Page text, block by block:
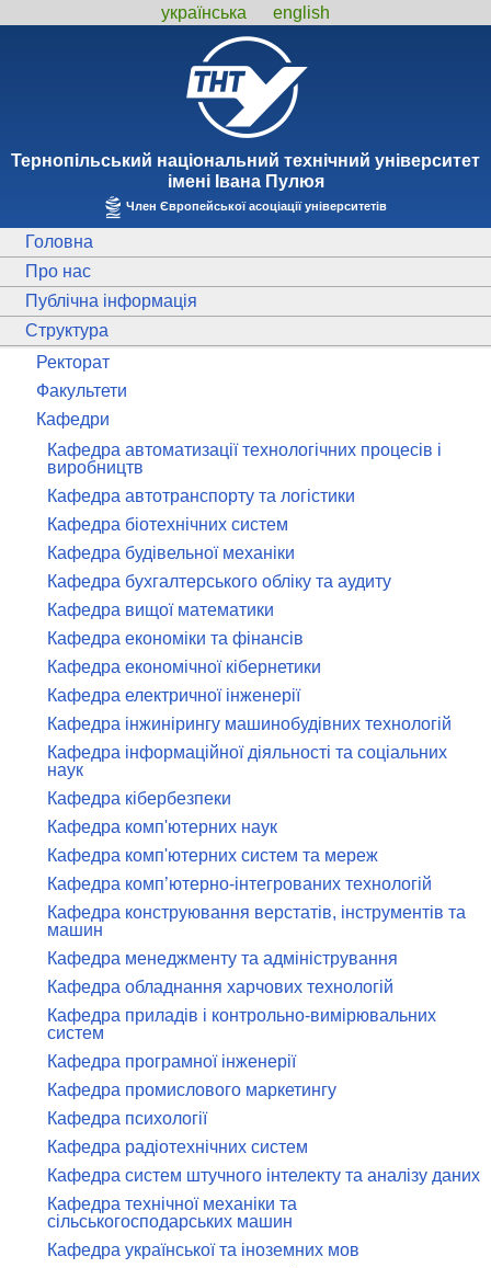
українська english
Тернопiльський національний технiчний унiверситет
iменi Iвана Пулюя
Член Європейської асоціації університетів
Головна
Про нас
Публічна інформація
Структура
Ректорат
Факультети
Кафедри
Кафедра автоматизації технологічних процесів і
виробництв
Кафедра автотранспорту та логістики
Кафедра біотехнічних систем
Кафедра будівельної механіки
Кафедра бухгалтерського обліку та аудиту
Кафедра вищої математики
Кафедра економіки та фінансів
Кафедра економічної кібернетики
Кафедра електричної інженерії
Кафедра інжинірингу машинобудівних технологій
Кафедра інформаційної діяльності та соціальних
наук
Кафедра кібербезпеки
Кафедра комп'ютерних наук
Кафедра комп'ютерних систем та мереж
Кафедра комп’ютерно-інтегрованих технологій
Кафедра конструювання верстатів, інструментів та
машин
Кафедра менеджменту та адміністрування
Кафедра обладнання харчових технологій
Кафедра приладів і контрольно-вимірювальних
систем
Кафедра програмної інженерії
Кафедра промислового маркетингу
Кафедра психології
Кафедра радіотехнічних систем
Кафедра систем штучного інтелекту та аналізу даних
Кафедра технічної механіки та
сільськогосподарських машин
Кафедра української та іноземних мов